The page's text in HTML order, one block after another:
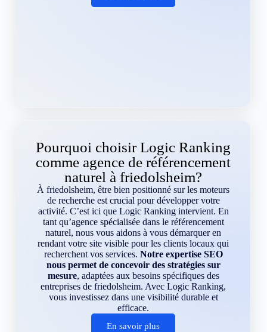
Pourquoi choisir Logic Ranking
comme agence de référencement
naturel à friedolsheim?
À friedolsheim, être bien positionné sur les moteurs
de recherche est crucial pour développer votre
activité. C’est ici que Logic Ranking intervient. En
tant qu’agence spécialisée dans le référencement
naturel, nous vous aidons à vous démarquer en
rendant votre site visible pour les clients locaux qui
recherchent vos services. Notre expertise SEO
nous permet de concevoir des stratégies sur
mesure, adaptées aux besoins spécifiques des
entreprises de friedolsheim. Avec Logic Ranking,
vous investissez dans une visibilité durable et
efficace.
En savoir plus